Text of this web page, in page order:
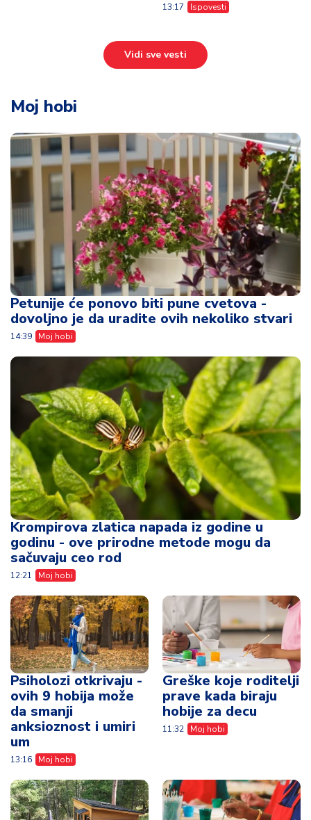
13:17 Ispovesti
Vidi sve vesti
Moj hobi
Petunije će ponovo biti pune cvetova -
dovoljno je da uradite ovih nekoliko stvari
14:39 Moj hobi
Krompirova zlatica napada iz godine u
godinu - ove prirodne metode mogu da
sačuvaju ceo rod
12:21 Moj hobi
Psiholozi otkrivaju -
ovih 9 hobija može
da smanji
anksioznost i umiri
um
13:16 Moj hobi
Greške koje roditelji
prave kada biraju
hobije za decu
11:32 Moj hobi